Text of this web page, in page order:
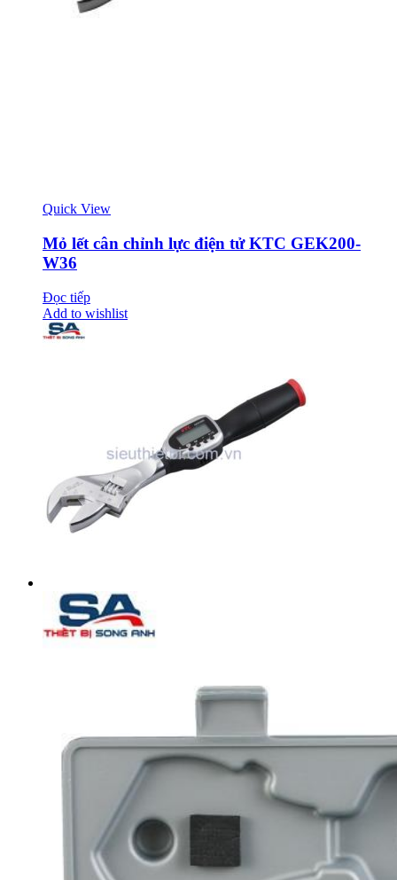
Quick View
Mỏ lết cân chỉnh lực điện tử KTC GEK200-
W36
Đọc tiếp
Add to wishlist